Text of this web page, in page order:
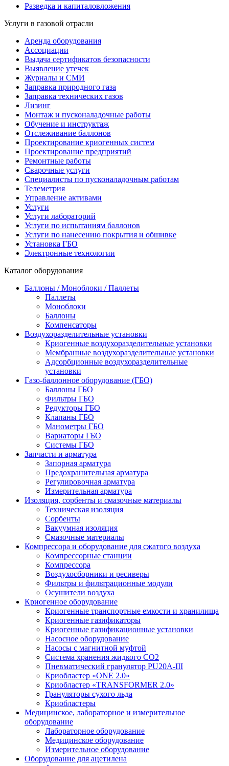
Разведка и капиталовложения
Услуги в газовой отрасли
Аренда оборудования
Ассоциации
Выдача сертификатов безопасности
Выявление утечек
Журналы и СМИ
Заправка природного газа
Заправка технических газов
Лизинг
Монтаж и пусконаладочные работы
Обучение и инструктаж
Отслеживание баллонов
Проектирование криогенных систем
Проектирование предприятий
Ремонтные работы
Сварочные услуги
Специалисты по пусконаладочным работам
Телеметрия
Управление активами
Услуги
Услуги лабораторий
Услуги по испытаниям баллонов
Услуги по нанесению покрытия и обшивке
Установка ГБО
Электронные технологии
Каталог оборудования
Баллоны / Моноблоки / Паллеты
Паллеты
Моноблоки
Баллоны
Компенсаторы
Воздухоразделительные установки
Криогенные воздухоразделительные установки
Мембранные воздухоразделительные установки
Адсорбционные воздухоразделительные
установки
Газо-баллонное оборудование (ГБО)
Баллоны ГБО
Фильтры ГБО
Редукторы ГБО
Клапаны ГБО
Манометры ГБО
Вариаторы ГБО
Системы ГБО
Запчасти и арматура
Запорная арматура
Предохранительная арматура
Регулировочная арматура
Измерительная арматура
Изоляция, сорбенты и смазочные материалы
Техническая изоляция
Сорбенты
Вакуумная изоляция
Смазочные материалы
Компрессора и оборудование для сжатого воздуха
Компрессорные станции
Компрессора
Воздухосборники и ресиверы
Фильтры и фильтрационные модули
Осушители воздуха
Криогенное оборудование
Криогенные транспортные емкости и хранилища
Криогенные газификаторы
Криогенные газификационные установки
Насосное оборудование
Насосы с магнитной муфтой
Система хранения жидкого CO2
Пневматический гранулятор PU20A-III
Криобластер «ONE 2.0»
Криобластер «TRANSFORMER 2.0»
Грануляторы сухого льда
Криобластеры
Медицинское, лабораторное и измерительное
оборудование
Лабораторное оборудование
Медицинское оборудование
Измерительное оборудование
Оборудование для ацетилена